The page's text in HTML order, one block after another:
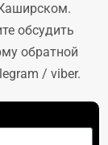
обсудить
обратной
/ viber.